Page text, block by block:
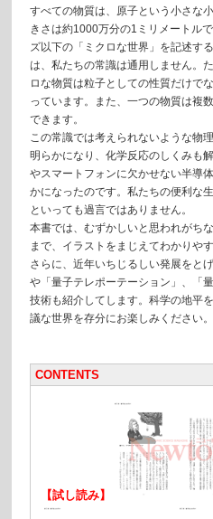
すべての物質は、原子という小さな
きさは約1000万分の1ミリメートル
ズ以下の「ミクロな世界」を記述す
は、私たちの常識は通用しません。
ロな物質は粒子としての性質だけで
っています。また、一つの物質は複
できます。
この常識では考えられないような物
明らかになり、化学反応のしくみも
やスマートフォンに欠かせない半導
かになったのです。私たちの便利な
といっても過言ではありません。
本書では、むずかしいと思われがち
まで、イラストをまじえてわかりや
さらに、近年いちじるしい発展をと
や「量子テレポーテーション」、「
技術も紹介してします。科学の地平
議な世界を存分にお楽しみください。
CONTENTS
【試し読み】